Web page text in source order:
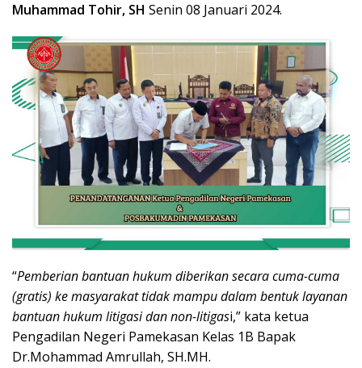
Muhammad Tohir, SH Senin 08 Januari 2024.
“Pemberian bantuan hukum diberikan secara cuma-cuma
(gratis) ke masyarakat tidak mampu dalam bentuk layanan
bantuan hukum litigasi dan non-litigasi,” kata ketua
Pengadilan Negeri Pamekasan Kelas 1B Bapak
Dr.Mohammad Amrullah, SH.MH.